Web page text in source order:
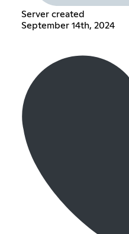
Server created
September 14th, 2024